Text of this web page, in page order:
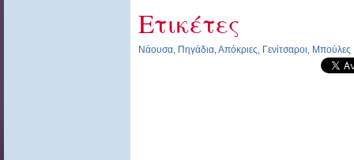
Ετικέτες
Νάουσα, Πηγάδια,Απόκριες, Γενίτσαροι, Μπούλες